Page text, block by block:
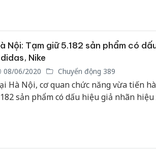
Nội: Tạm giữ 5.182 sản phẩm có
Nike
08/06/2020 Chuyển động 389
Hà Nội, cơ quan chức năng vừa tiến
sản phẩm có dấu hiệu giả nhãn